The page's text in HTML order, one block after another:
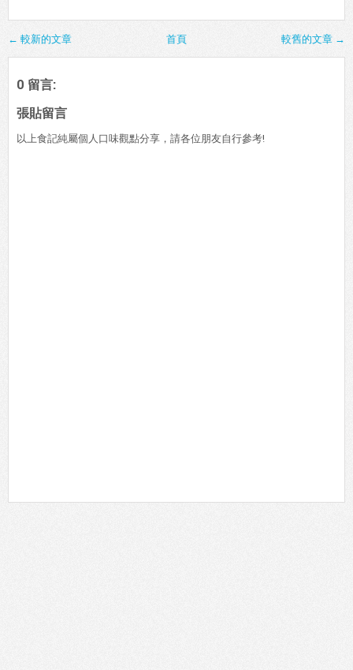
← 較新的文章 較舊的文章 →
首頁
0 留言:
張貼留言
以上食記純屬個人口味觀點分享，請各位朋友自行參考!